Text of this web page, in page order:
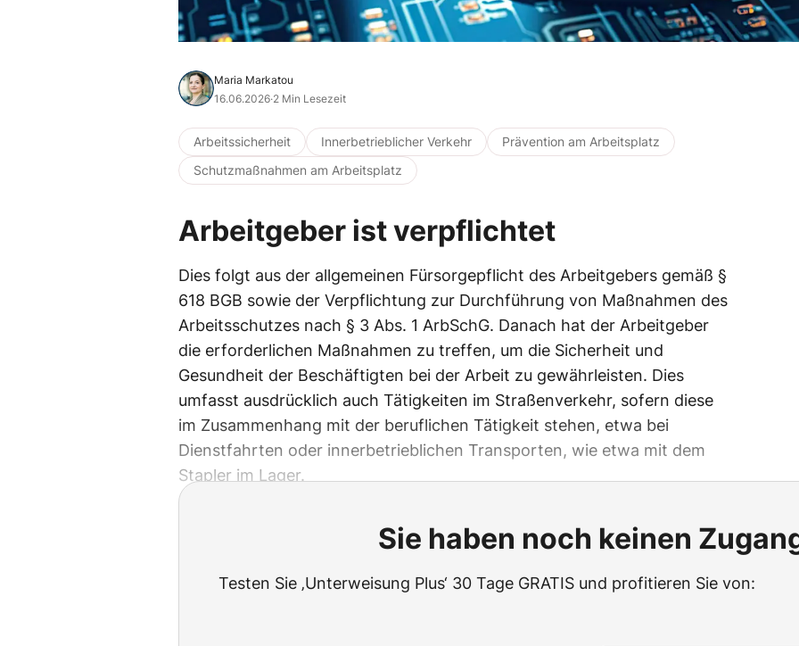
Maria Markatou
16.06.2026·2 Min Lesezeit
Arbeitssicherheit Innerbetrieblicher Verkehr
Prävention am Arbeitsplatz
Schutzmaßnahmen am Arbeitsplatz
Arbeitgeber ist verpflichtet
Dies folgt aus der allgemeinen Fürsorgepflicht des Arbeitgebers gemäß §
618 BGB sowie der Verpflichtung zur Durchführung von Maßnahmen des
Arbeitsschutzes nach § 3 Abs. 1 ArbSchG. Danach hat der Arbeitgeber
die erforderlichen Maßnahmen zu treffen, um die Sicherheit und
Gesundheit der Beschäftigten bei der Arbeit zu gewährleisten. Dies
umfasst ausdrücklich auch Tätigkeiten im Straßenverkehr, sofern diese
im Zusammenhang mit der beruflichen Tätigkeit stehen, etwa bei
Dienstfahrten oder innerbetrieblichen Transporten, wie etwa mit dem
Stapler im Lager.
Sie haben noch keinen
Testen Sie ‚Unterweisung Plus‘ 30 Tage GRATIS und profitieren Sie von: